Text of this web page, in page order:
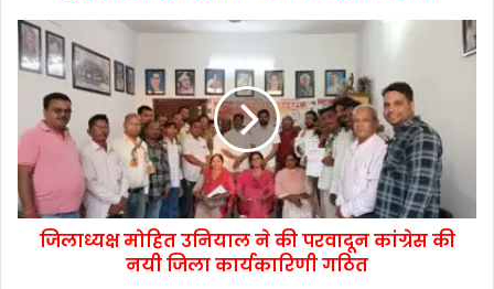
जिलाध्यक्ष मोहित उनियाल ने की परवादून कांग्रेस की
नयी जिला कार्यकारिणी गठित